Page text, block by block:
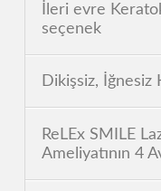
İleri evre
seçenek
Dikişsiz,
ReLEx SMILE
Ameliyatının 4